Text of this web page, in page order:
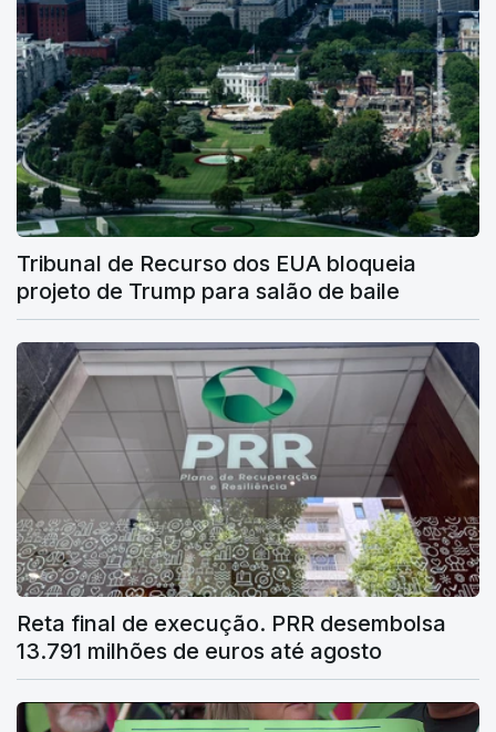
Tribunal de Recurso dos EUA bloqueia
projeto de Trump para salão de baile
Reta final de execução. PRR desembolsa
13.791 milhões de euros até agosto